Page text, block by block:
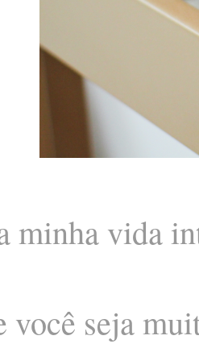
minha vida
você seja